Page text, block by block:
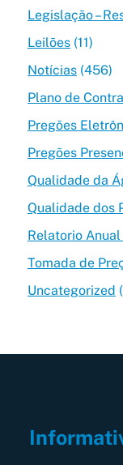
Legislação –
Leilões(11)
Notícias(456)
Plano de
Pregões
Pregões
Qualidade da
Qualidade dos
Relatorio
Tomada de
Uncategorized